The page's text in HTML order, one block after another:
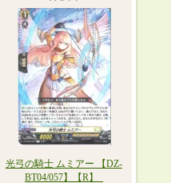
光弓の騎士 ムミアー 【DZ-
BT04/057】【R】_